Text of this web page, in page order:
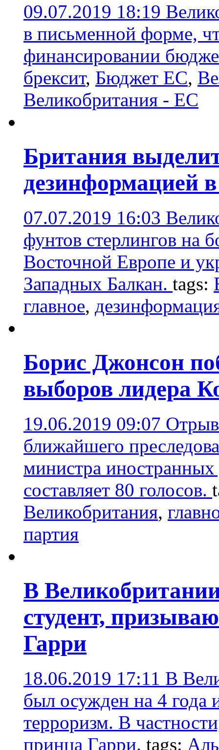
09.07.2019 18:19
в письменной форме,
финансировании
брексит, Бюджет ЕС,
Великобритания - ЕС
Британия
дезинформацией
07.07.2019 16:03
фунтов стерлингов на
Восточной Европе и
Западных Балкан. tags:
главное,
Борис Джонсон
выборов лидера
19.06.2019 09:07
ближайшего
министра
составляет 80 голосов.
Великобритания,
партия
В
студент,
Гарри
18.06.2019 17:11 В
был осужден на 4 года
терроризм. В
принца Гарри. tags: